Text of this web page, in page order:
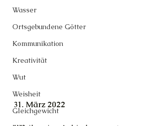
Wasser
Ortsgebundene Götter
Kommunikation
Kreativität
Wut
Weisheit
Gleichgewicht
31. März 2022